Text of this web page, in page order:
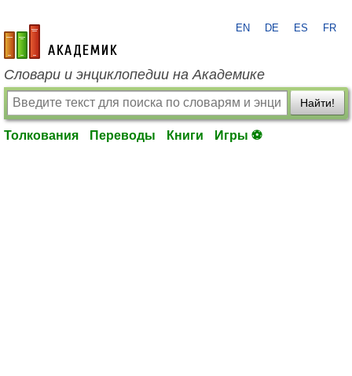
academic.ru
EN DE ES FR
Словари и энциклопедии на Академике
Найти!
Толкования Переводы Книги Игры ⚽